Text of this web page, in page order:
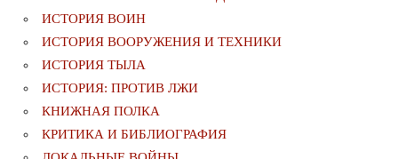
ИСТОРИЯ ВОИН
ИСТОРИЯ ВООРУЖЕНИЯ И ТЕХНИКИ
ИСТОРИЯ ТЫЛА
ИСТОРИЯ: ПРОТИВ ЛЖИ
КНИЖНАЯ ПОЛКА
КРИТИКА И БИБЛИОГРАФИЯ